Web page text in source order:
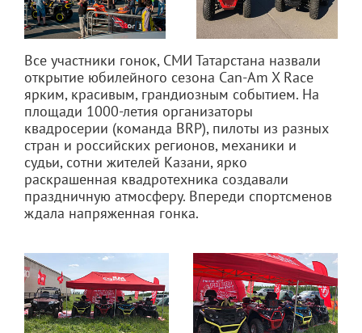
Все участники гонок, СМИ Татарстана назвали
открытие юбилейного сезона Can-Am X Race
ярким, красивым, грандиозным событием. На
площади 1000-летия организаторы
квадросерии (команда BRP), пилоты из разных
стран и российских регионов, механики и
судьи, сотни жителей Казани, ярко
раскрашенная квадротехника создавали
праздничную атмосферу. Впереди спортсменов
ждала напряженная гонка.